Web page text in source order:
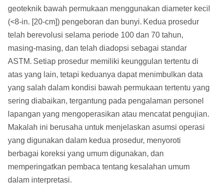
geoteknik bawah permukaan menggunakan diameter kecil
(<8-in. [20-cm]) pengeboran dan bunyi. Kedua prosedur
telah berevolusi selama periode 100 dan 70 tahun,
masing-masing, dan telah diadopsi sebagai standar
ASTM. Setiap prosedur memiliki keunggulan tertentu di
atas yang lain, tetapi keduanya dapat menimbulkan data
yang salah dalam kondisi bawah permukaan tertentu yang
sering diabaikan, tergantung pada pengalaman personel
lapangan yang mengoperasikan atau mencatat pengujian.
Makalah ini berusaha untuk menjelaskan asumsi operasi
yang digunakan dalam kedua prosedur, menyoroti
berbagai koreksi yang umum digunakan, dan
memperingatkan pembaca tentang kesalahan umum
dalam interpretasi.